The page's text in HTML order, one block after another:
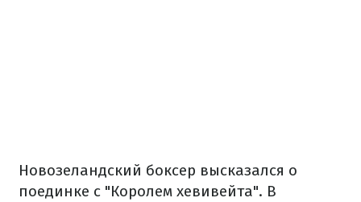
Новозеландский боксер высказался о
поединке с "Королем хевивейта". В